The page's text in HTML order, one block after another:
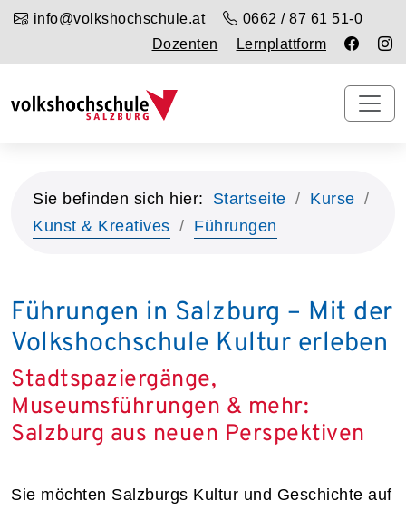
info@volkshochschule.at
0662 / 87 61 51-0
Dozenten
Lernplattform
Sie befinden sich hier: Startseite
Kurse
Kunst & Kreatives
Führungen
Führungen in Salzburg – Mit der
Volkshochschule Kultur erleben
Stadtspaziergänge,
Museumsführungen & mehr:
Salzburg aus neuen Perspektiven
Sie möchten Salzburgs Kultur und Geschichte auf